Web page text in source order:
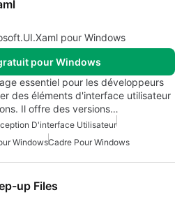
pour Windows
pour Windows
essentiel pour les développeurs
des éléments d'interface utilisateur
Il offre des versions…
D'interface Utilisateur
WindowsCadre Pour Windows
up Files